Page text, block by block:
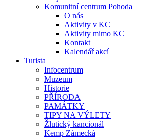
Komunitní centrum Pohoda
O nás
Aktivity v KC
Aktivity mimo KC
Kontakt
Kalendář akcí
Turista
Infocentrum
Muzeum
Historie
PŘÍRODA
PAMÁTKY
TIPY NA VÝLETY
Žlutický kancionál
Kemp Zámecká